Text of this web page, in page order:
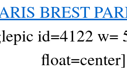
BREST
id=4122 w=
float=center]